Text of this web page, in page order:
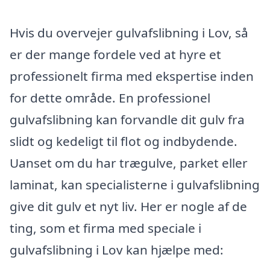
Hvis du overvejer gulvafslibning i Lov, så
er der mange fordele ved at hyre et
professionelt firma med ekspertise inden
for dette område. En professionel
gulvafslibning kan forvandle dit gulv fra
slidt og kedeligt til flot og indbydende.
Uanset om du har trægulve, parket eller
laminat, kan specialisterne i gulvafslibning
give dit gulv et nyt liv. Her er nogle af de
ting, som et firma med speciale i
gulvafslibning i Lov kan hjælpe med: